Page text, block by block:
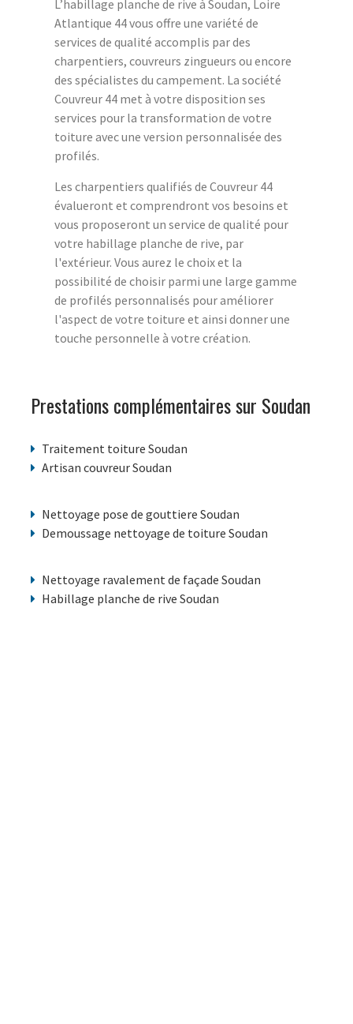
L’habillage planche de rive à Soudan, Loire
Atlantique 44 vous offre une variété de
services de qualité accomplis par des
charpentiers, couvreurs zingueurs ou encore
des spécialistes du campement. La société
Couvreur 44 met à votre disposition ses
services pour la transformation de votre
toiture avec une version personnalisée des
profilés.
Les charpentiers qualifiés de Couvreur 44
évalueront et comprendront vos besoins et
vous proposeront un service de qualité pour
votre habillage planche de rive, par
l'extérieur. Vous aurez le choix et la
possibilité de choisir parmi une large gamme
de profilés personnalisés pour améliorer
l'aspect de votre toiture et ainsi donner une
touche personnelle à votre création.
Prestations complémentaires sur Soudan
Traitement toiture Soudan
Artisan couvreur Soudan
Nettoyage pose de gouttiere Soudan
Demoussage nettoyage de toiture Soudan
Nettoyage ravalement de façade Soudan
Habillage planche de rive Soudan